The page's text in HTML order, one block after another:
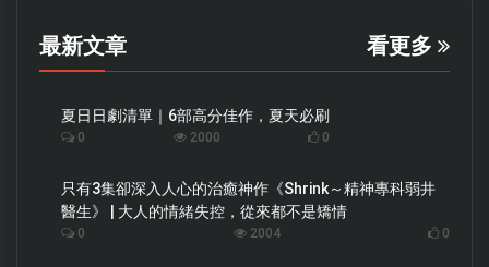
最新文章 看更多
夏日日劇清單｜6部高分佳作，夏天必刷
0 2000 0
只有3集卻深入人心的治癒神作《Shrink～精神專科弱井
醫生》 | 大人的情緒失控，從來都不是矯情
0 2004 0